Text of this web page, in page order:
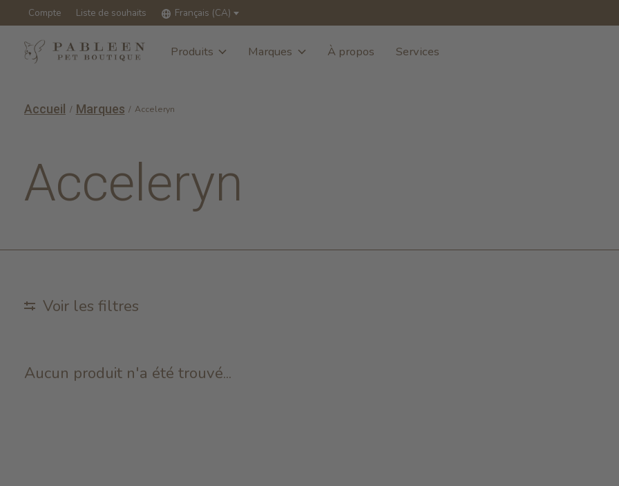
Compte Liste de souhaits Français (CA)
Produits Marques À propos Services
Accueil / Marques / Acceleryn
Acceleryn
Voir les filtres
Aucun produit n'a été trouvé...